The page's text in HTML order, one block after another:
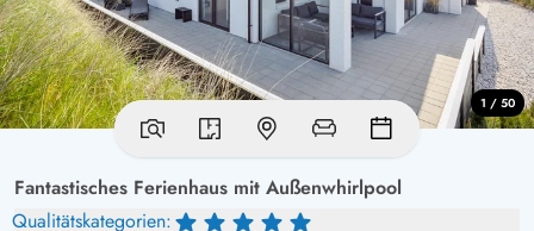
Fantastisches Ferienhaus mit Außenwhirlpool
Qualitätskategorien:
1 / 50